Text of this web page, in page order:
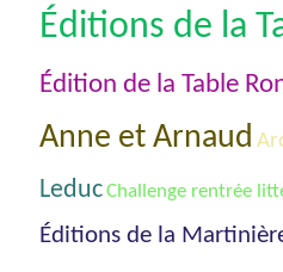
Éditions de la
Édition de la Table
Anne et Arnaud
LeducChallenge rentrée
Éditions de la